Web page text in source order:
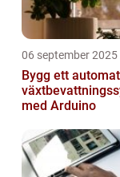
06 september 2025
Bygg ett
med Arduino